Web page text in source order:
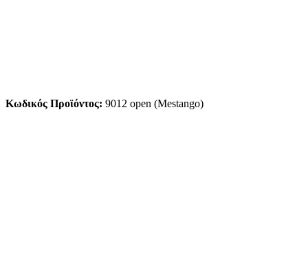
Κωδικός Προϊόντος: 9012 open (Mestango)